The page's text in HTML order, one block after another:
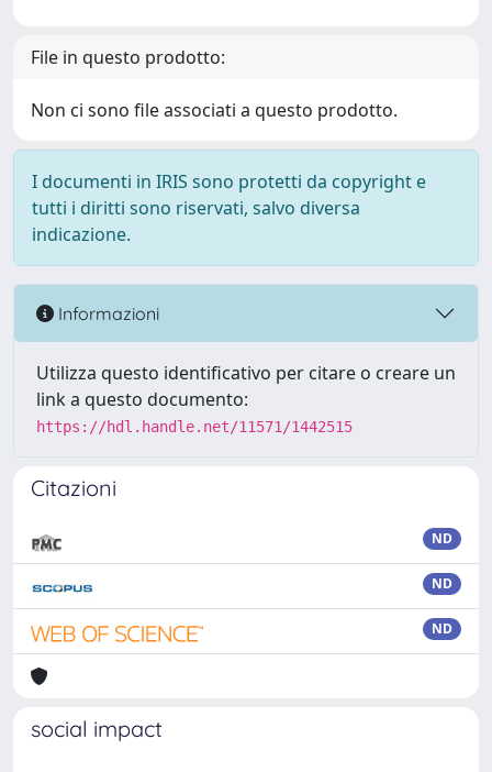
File in questo prodotto:
Non ci sono file associati a questo prodotto.
I documenti in IRIS sono protetti da copyright e
tutti i diritti sono riservati, salvo diversa
indicazione.
Informazioni
Utilizza questo identificativo per citare o creare un
link a questo documento:
https://hdl.handle.net/11571/1442515
Citazioni
ND
ND
ND
social impact